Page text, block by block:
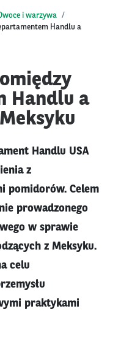
i warzywa
Handlu a
Handlu a
Handlu USA
z
pomidorów. Celem
prowadzonego
w sprawie
z Meksyku.
celu
praktykami